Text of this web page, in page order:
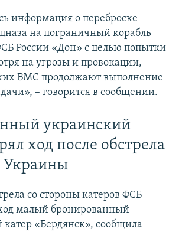
информация о переброске
на пограничный корабль
России «Дон» с целью попытки
на угрозы и провокации,
ВМС продолжают выполнение
– говорится в сообщении.
украинский
ход после обстрела
со стороны катеров ФСБ
малый бронированный
«Бердянск», сообщила